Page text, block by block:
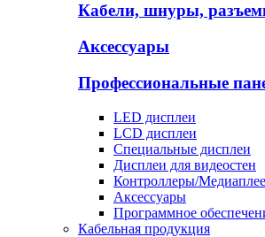
Кабели, шнуры,
Аксессуары
Профессиональные
LED дисплеи
LCD дисплеи
Специальные дисплеи
Дисплеи для видеостен
Контроллеры/
Аксессуары
Программное
Кабельная продукция